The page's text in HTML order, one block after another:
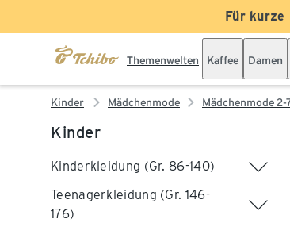
Für
Themenwelten Kaffee Damen
Kinder Mädchenmode Mädchenmode 2-
Kinder
Kinderkleidung (Gr. 86-140)
Teenagerkleidung (Gr. 146-
176)